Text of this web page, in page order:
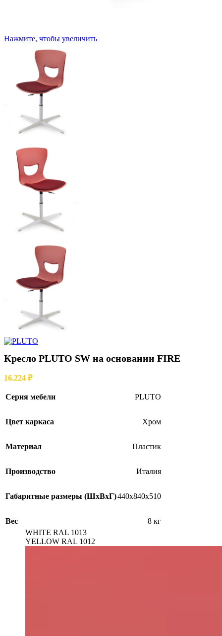
Нажмите, чтобы увеличить
Кресло PLUTO SW на основании FIRE
16.224 ₽
Серия мебели PLUTO
Цвет каркаса Хром
Материал Пластик
Производство Италия
Габаритные размеры (ШхВхГ)440х840х510
Вес
8 кг
WHITE RAL 1013
YELLOW RAL 1012